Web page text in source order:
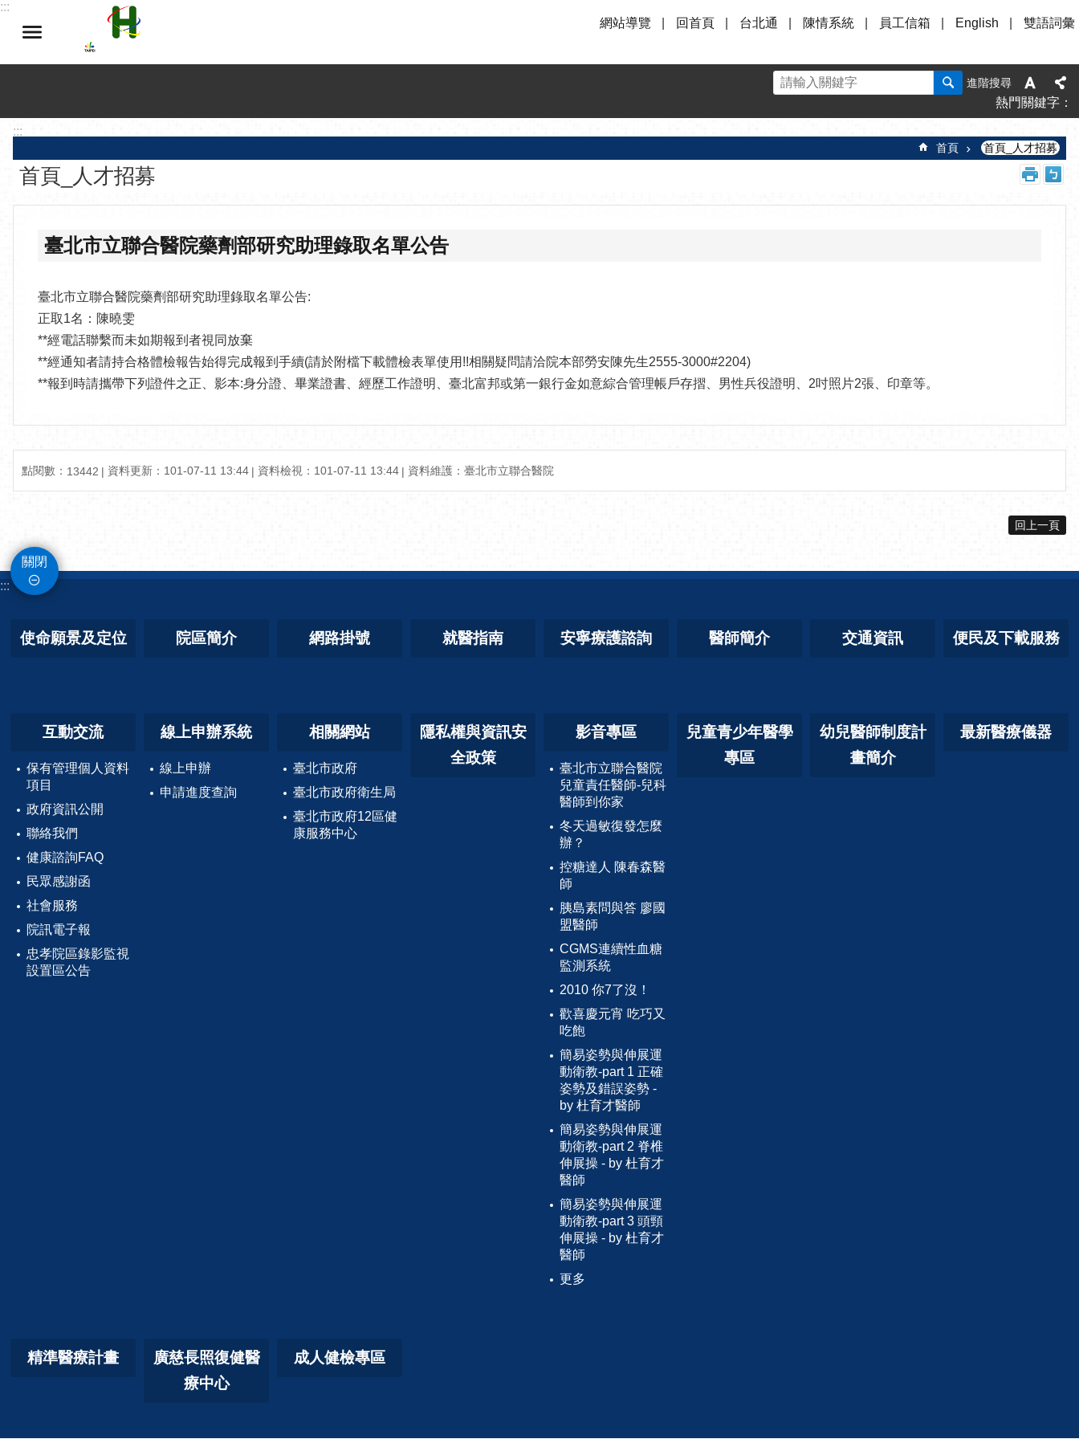
跳到主要內容區塊
:::
網站導覽
回首頁 台北通 陳情系統 員工信箱 English 雙語詞彙
進階搜尋
熱門關鍵字
:::
首頁 首頁_人才招募
首頁_人才招募
臺北市立聯合醫院藥劑部研究助理錄取名單公告
臺北市立聯合醫院藥劑部研究助理錄取名單公告:
正取1名：陳曉雯
**經電話聯繫而未如期報到者視同放棄
**經通知者請持合格體檢報告始得完成報到手續(請於附檔下載體檢表單使用!!相關疑問請洽院本部勞安陳先生2555-3000#2204)
**報到時請攜帶下列證件之正、影本:身分證、畢業證書、經歷工作證明、臺北富邦或第一銀行金如意綜合管理帳戶存摺、男性兵役證明、2吋照片2張、印章等。
點閱數： 13442 資料更新：101-07-11 13:44 資料檢視：101-07-11 13:44 資料維護：臺北市立聯合醫院
回上一頁
關閉
:::
使命願景及定位 院區簡介 網路掛號 就醫指南 安寧療護諮詢 醫師簡介 交通資訊 便民及下載服務
互動交流
保有管理個人資料
項目
政府資訊公開
聯絡我們
健康諮詢FAQ
民眾感謝函
社會服務
院訊電子報
忠孝院區錄影監視
設置區公告
線上申辦系統
線上申辦
申請進度查詢
相關網站
臺北市政府
臺北市政府衛生局
臺北市政府12區健
康服務中心
隱私權與資訊安
全政策
影音專區
臺北市立聯合醫院
兒童責任醫師-兒科
醫師到你家
冬天過敏復發怎麼
辦？
控糖達人 陳春森醫
師
胰島素問與答 廖國
盟醫師
CGMS連續性血糖
監測系統
2010 你7了沒！
歡喜慶元宵 吃巧又
吃飽
簡易姿勢與伸展運
動衛教-part 1 正確
姿勢及錯誤姿勢 -
by 杜育才醫師
簡易姿勢與伸展運
動衛教-part 2 脊椎
伸展操 - by 杜育才
醫師
簡易姿勢與伸展運
動衛教-part 3 頭頸
伸展操 - by 杜育才
醫師
更多
兒童青少年醫學
專區
幼兒醫師制度計
畫簡介
最新醫療儀器
精準醫療計畫
廣慈長照復健醫
療中心
成人健檢專區